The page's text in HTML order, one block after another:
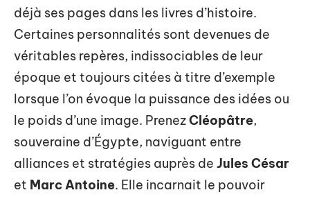
déjà ses pages dans les livres d’histoire.
Certaines personnalités sont devenues de
véritables repères, indissociables de leur
époque et toujours citées à titre d’exemple
lorsque l’on évoque la puissance des idées ou
le poids d’une image. PrenezCléopâtre,
souveraine d’Égypte, naviguant entre
alliances et stratégies auprès de Jules César
et Marc Antoine. Elle incarnait le pouvoir